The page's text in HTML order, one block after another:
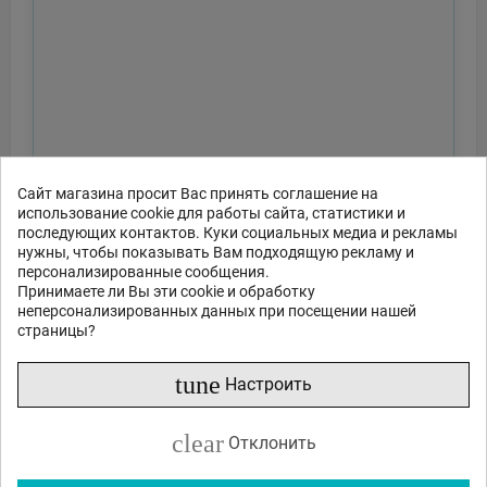
Сайт магазина просит Вас принять соглашение на
использование cookie для работы сайта, статистики и
последующих контактов. Куки социальных медиа и рекламы
нужны, чтобы показывать Вам подходящую рекламу и
персонализированные сообщения.
Принимаете ли Вы эти cookie и обработку
неперсонализированных данных при посещении нашей
страницы?
tune Настроить
clear Отклонить